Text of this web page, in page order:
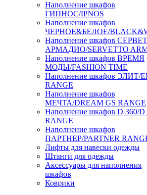
Наполнение шкафов
ГИПНОС/IPNOS
Наполнение шкафов
ЧЕРНОЕ&БЕЛОЕ/
Наполнение шкафов
АРМАДИО/SERVETTO
Наполнение шкафов ВРЕМЯ
МОДЫ/FASHION TIME
Наполнение шкафов ЭЛИТ/
RANGE
Наполнение шкафов
МЕЧТА/DREAM GS RANGE
Наполнение шкафов D 360/D
RANGE
Наполнение шкафов
ПАРТНЕР/PARTNER
Лифты для навески одежды
Штанги для одежды
Аксессуары для наполнения
шкафов
Коврики